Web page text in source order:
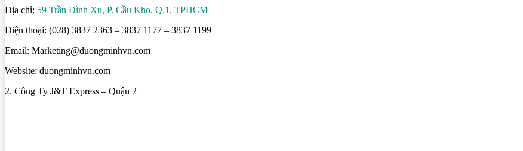
Địa chỉ: 59 Trần Đình Xu, P. Cầu Kho, Q.1, TPHCM
Điện thoại: (028) 3837 2363 – 3837 1177 – 3837 1199
Email: Marketing@duongminhvn.com
Website: duongminhvn.com
2. Công Ty J&T Express – Quận 2